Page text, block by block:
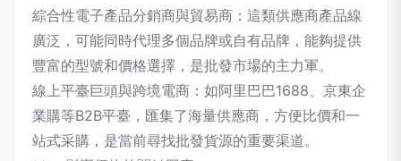
綜合性電子產品分銷商與貿易商：這類供應商產品線
廣泛，可能同時代理多個品牌或自有品牌，能夠提供
豐富的型號和價格選擇，是批發市場的主力軍。
線上平臺巨頭與跨境電商：如阿里巴巴1688、京東企
業購等B2B平臺，匯集了海量供應商，方便比價和一
站式采購，是當前尋找批發貨源的重要渠道。